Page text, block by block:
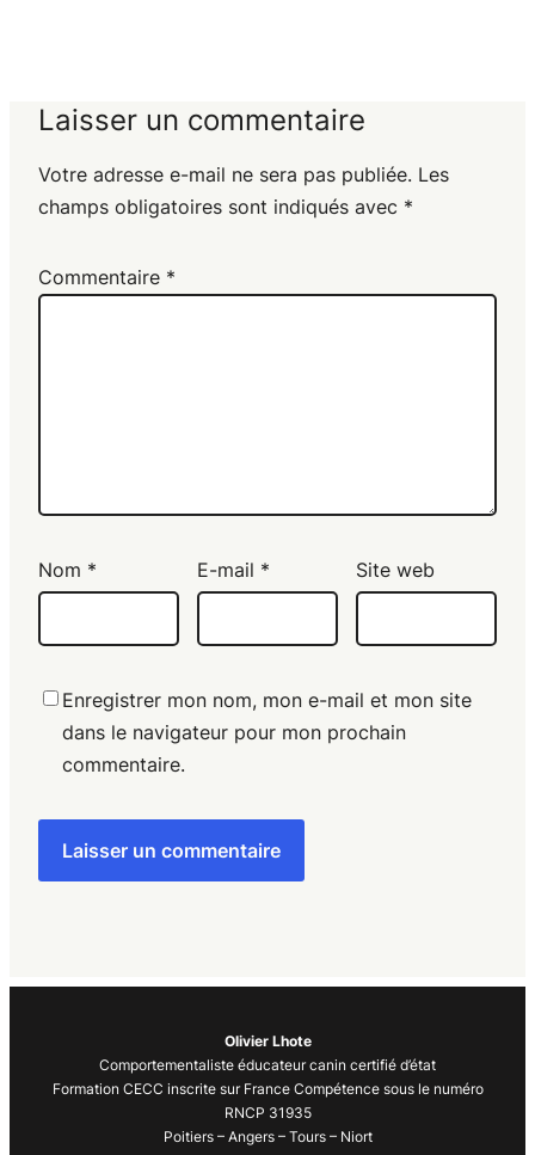
Laisser un commentaire
Votre adresse e-mail ne sera pas publiée. Les
champs obligatoires sont indiqués avec *
Commentaire *
Nom * E-mail * Site web
Enregistrer mon nom, mon e-mail et mon site
dans le navigateur pour mon prochain
commentaire.
Olivier Lhote
Comportementaliste éducateur canin certifié d’état
Formation CECC inscrite sur France Compétence sous le numéro
RNCP 31935
Poitiers – Angers – Tours – Niort